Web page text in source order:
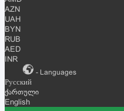
AZN
UAH
BYN
RUB
AED
INR
- Languages
Русский
ქართული
English